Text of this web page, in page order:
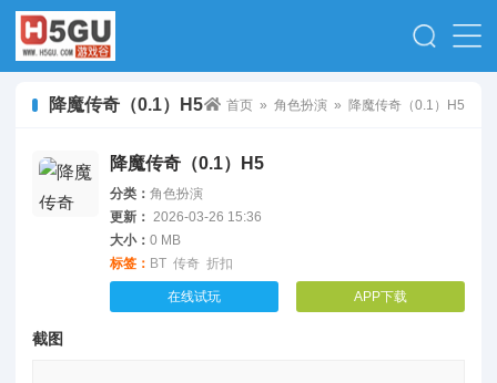
降魔传奇（0.1）H5 首页 » 角色扮演 » 降魔传奇（0.1）H5
降魔传奇（0.1）H5
分类： 角色扮演
更新： 2026-03-26 15:36
大小： 0 MB
标签： BT 传奇 折扣
在线试玩 APP下载
截图